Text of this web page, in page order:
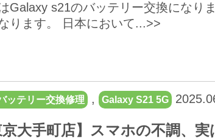
Galaxy s21のバッテリー交換になり
ります。 日本において...>>
ッテリー交換修理 , Galaxy S21 5G
京大手町店】スマホの不調、